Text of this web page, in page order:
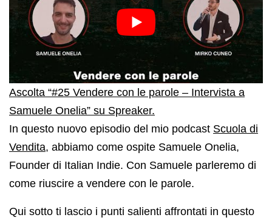
Ascolta “#25 Vendere con le parole – Intervista a
Samuele Onelia” su Spreaker.
In questo nuovo episodio del mio podcast Scuola di
Vendita, abbiamo come ospite Samuele Onelia,
Founder di Italian Indie. Con Samuele parleremo di
come riuscire a vendere con le parole.
Qui sotto ti lascio i punti salienti affrontati in questo